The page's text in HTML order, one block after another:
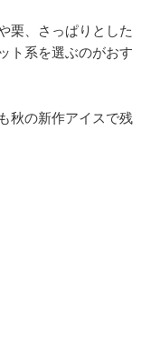
栗、さっぱりとした
ト系を選ぶのがおす
秋の新作アイスで残